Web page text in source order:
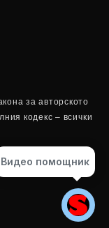
за авторското
кодекс – всички
Видео помощник